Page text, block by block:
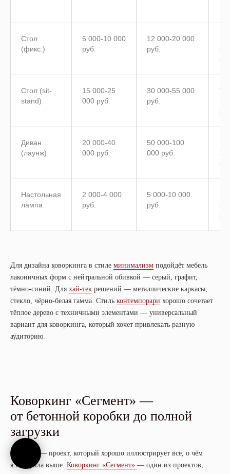
Стол
(фикс.)
5 000-10 000
руб.
12 000-20 000
руб.
Стол (sit-
stand)
15 000-25
000 руб.
30 000-55 000
руб.
70
Диван
(лаунж)
20 000-40
000 руб.
50 000-100
000 руб.
Настольная
лампа
2 000-4 000
руб.
5 000-10 000
руб.
Для дизайна коворкинга в стиле минимализм подойдёт мебель
лаконичных форм с нейтральной обивкой — серый, графит,
тёмно-синий. Для хай-тек решений — металлические каркасы,
стекло, чёрно-белая гамма. Стиль контемпорари хорошо сочетает
тёплое дерево с техничными элементами — универсальный
вариант для коворкинга, который хочет привлекать разную
аудиторию.
Коворкинг «Сегмент» —
от бетонной коробки до полной
загрузки
А теперь — проект, который хорошо иллюстрирует всё, о чём
я говорила выше. Коворкинг «Сегмент» — один из проектов,